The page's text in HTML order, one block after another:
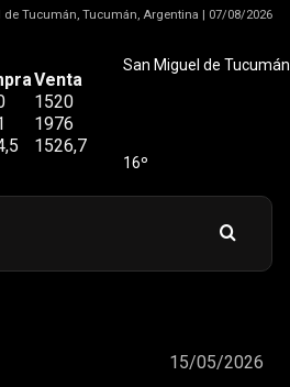
de Tucumán, Tucumán, Argentina | 07/08/2026
Venta
1520
1976
1526,7
San Miguel de Tucumán
16º
15/05/2026